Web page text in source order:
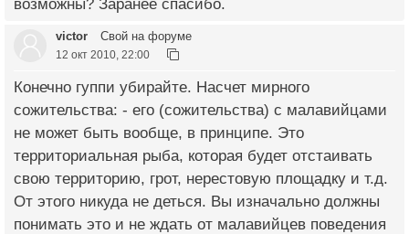
возможны? Заранее спасибо.
victor Свой на форуме
12 окт 2010, 22:00
Конечно гуппи убирайте. Насчет мирного
сожительства: - его (сожительства) с малавийцами
не может быть вообще, в принципе. Это
территориальная рыба, которая будет отстаивать
свою территорию, грот, нерестовую площадку и т.д.
От этого никуда не деться. Вы изначально должны
понимать это и не ждать от малавийцев поведения